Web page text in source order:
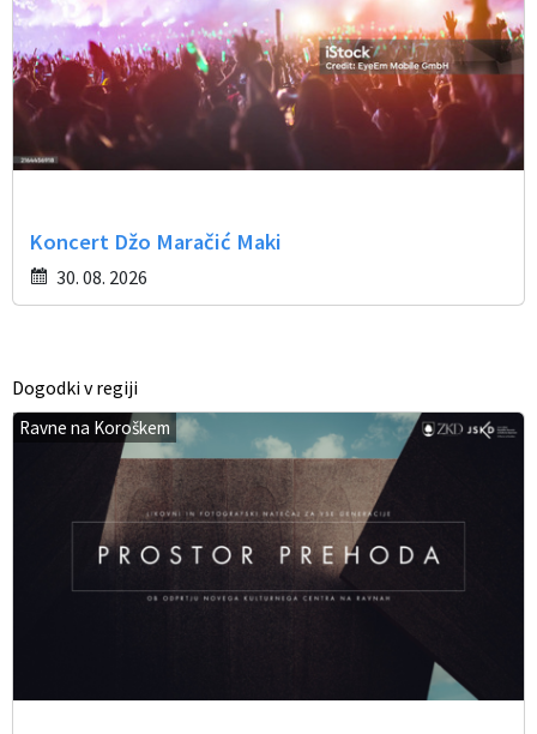
Koncert Džo Maračić Maki
30. 08. 2026
Dogodki v regiji
Ravne na Koroškem